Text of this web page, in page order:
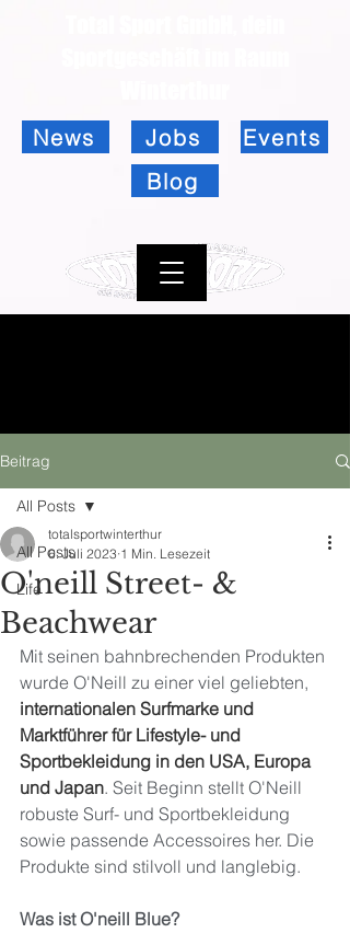
Jobs
News
Events
Blog
Beitrag
All Posts
Life
All Posts
O'neill Street- &
Beachwear
totalsportwinterthur
6. Juli 2023 1 Min. Lesezeit
Mit seinen bahnbrechenden Produkten
wurde O'Neill zu einer viel geliebten,
internationalen Surfmarke und
Marktführer für Lifestyle- und
Sportbekleidung in den USA, Europa
und Japan. Seit Beginn stellt O'Neill
robuste Surf- und Sportbekleidung
sowie passende Accessoires her. Die
Produkte sind stilvoll und langlebig.
Was ist O'neill Blue?